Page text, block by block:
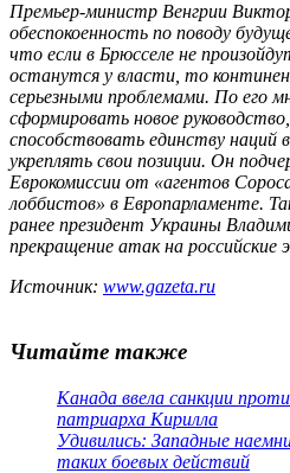
Премьер-министр Венгрии
обеспокоенность по поводу
что если в Брюсселе не
останутся у власти, то
серьезными проблемами. По его
сформировать новое
способствовать единству наций
укреплять свои позиции. Он
Еврокомиссии от «агентов
лоббистов» в Европарламенте.
ранее президент Украины
прекращение атак на российские
Источник: www.gazeta.ru
Читайте также
Канада ввела санкции
патриарха Кирилла
Удивились: Западные
таких боевых действий